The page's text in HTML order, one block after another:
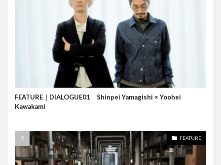
FEATURE｜DIALOGUE01 Shinpei Yamagishi × Yoohei
Kawakami
FEATURE